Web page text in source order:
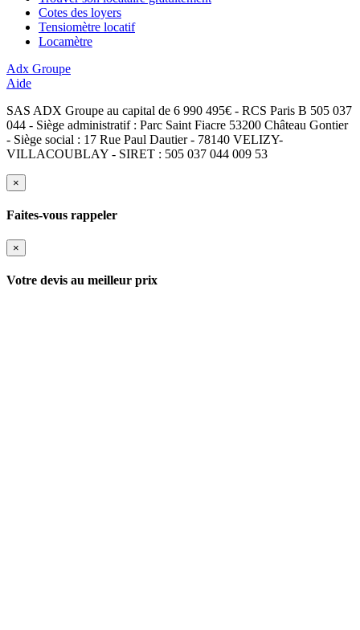
Cotes des loyers
Tensiomètre locatif
Locamètre
Adx Groupe
Aide
SAS ADX Groupe au capital de 6 990 495€ - RCS Paris B 505 037
044 - Siège administratif : Parc Saint Fiacre 53200 Château Gontier
- Siège social : 17 Rue Paul Dautier - 78140 VELIZY-
VILLACOUBLAY - SIRET : 505 037 044 009 53
×
Faites-vous rappeler
×
Votre devis au meilleur prix